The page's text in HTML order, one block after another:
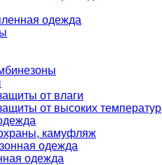
одежда
от влаги
от высоких температур
камуфляж
одежда
одежда